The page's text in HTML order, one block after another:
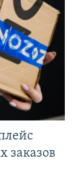
заказов